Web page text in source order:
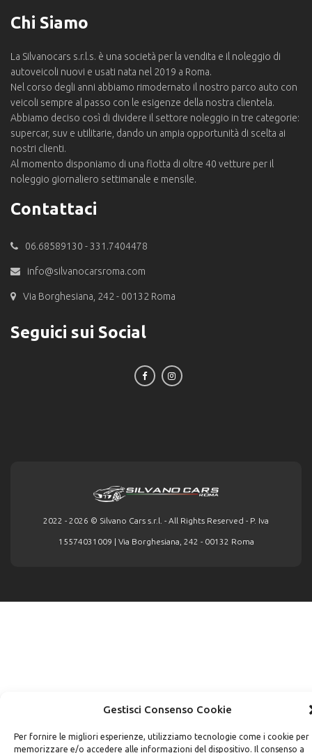
Gestisci Consenso Cookie
Per fornire le migliori esperienze, utilizziamo tecnologie come i cookie per
memorizzare e/o accedere alle informazioni del dispositivo. Il consenso a
Chi Siamo
La Silvanocars s.r.l.s. è una società per la vendita e il noleggio di
autoveicoli nuovi e usati nata nel 2019 a Roma.
Nel corso degli anni abbiamo rimodernato il nostro parco auto con
veicoli sempre al passo con le esigenze della nostra clientela.
Abbiamo deciso così di dividere il settore noleggio in tre categorie:
supercar, suv e utilitarie, dando un ampia opportunità di scelta ai
nostri clienti.
Al momento disponiamo di una flotta di oltre 40 vetture per il
noleggio giornaliero settimanale e mensile.
Contattaci
06.68589130 - 331.7404478
info@silvanocarsroma.com
Via Borghesiana, 242 - 00132 Roma
Seguici sui Social
2022 - 2026 © Silvano Cars s.r.l. - All Rights Reserved - P. Iva
15574031009 | Via Borghesiana, 242 - 00132 Roma